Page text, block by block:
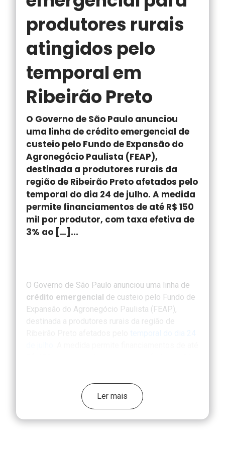
produtores rurais
atingidos pelo
temporal em
Ribeirão Preto
O Governo de São Paulo anunciou
uma linha de crédito emergencial de
custeio pelo Fundo de Expansão do
Agronegócio Paulista (FEAP),
destinada a produtores rurais da
região de Ribeirão Preto afetados pelo
temporal do dia 24 de julho. A medida
permite financiamentos de até R$ 150
mil por produtor, com taxa efetiva de
3% ao […]...
O Governo de São Paulo anunciou uma linha de
crédito emergencial de custeio pelo Fundo de
Expansão do Agronegócio Paulista (FEAP),
destinada a produtores rurais da região de
de até 3 anos para o primeiro pagamento, com
parcelas anuais.
Abastecimento (SAA) é a primeira resposta
Ler mais